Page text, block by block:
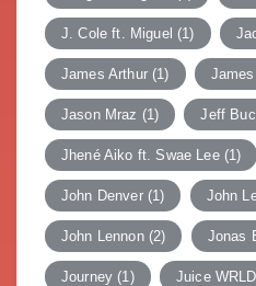
J. Cole ft. Miguel (1)
James Arthur(1)
Jason Mraz (1) Jeff
Jhené Aiko ft. Swae Lee(1)
John Denver(1) John
John Lennon(2) Jonas
Journey (1) Juice WRLD